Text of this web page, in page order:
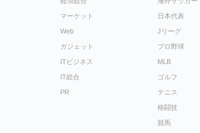
マーケット
Web
ガジェット
ITビジネス
IT総合
PR
日本代表
Jリーグ
プロ野球
MLB
ゴルフ
テニス
格闘技
競馬